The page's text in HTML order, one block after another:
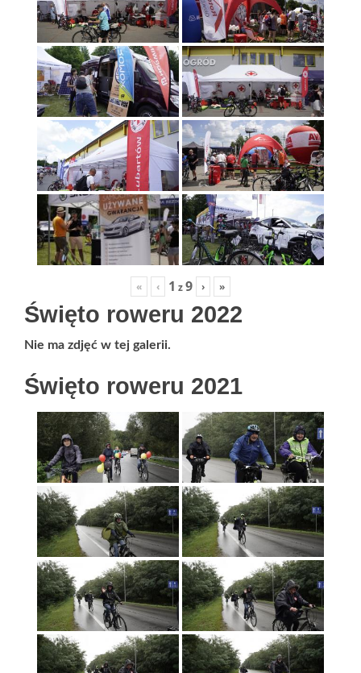
« ‹ 1 z9 › »
Święto roweru 2022
Nie ma zdjęć w tej galerii.
Święto roweru 2021